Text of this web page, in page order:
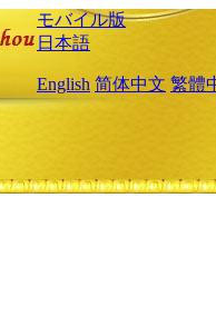
モバイル版
日本語
English 简体中文 繁體